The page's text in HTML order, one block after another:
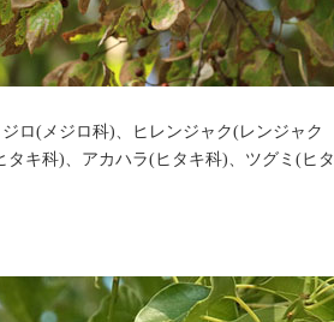
ロ(メジロ科)、ヒレンジャク(レンジャク
キ科)、アカハラ(ヒタキ科)、ツグミ(ヒタ